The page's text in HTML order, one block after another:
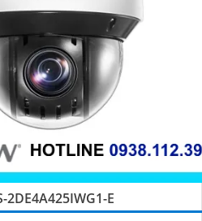
2DE4A425IWG1-E